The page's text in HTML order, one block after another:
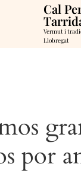
Cal
Vermut i
Llobregat
por